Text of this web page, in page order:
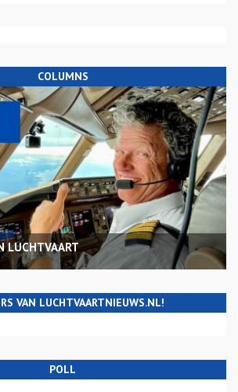
COLUMNS
LUCHTVAART
VAN LUCHTVAARTNIEUWS.NL!
POLL